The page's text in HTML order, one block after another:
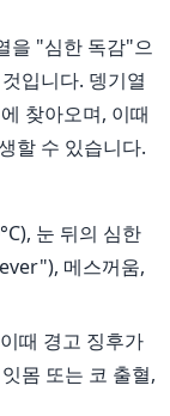
을 "심한 독감"으
입니다. 뎅기열
찾아오며, 이때
할 수 있습니다.
눈 뒤의 심한
메스꺼움,
때 경고 징후가
몸 또는 코 출혈,